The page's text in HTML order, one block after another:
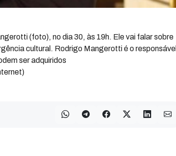
(foto), no dia 30, às 19h. Ele vai falar sobre
cultural. Rodrigo Mangerotti é o responsável
ser adquiridos